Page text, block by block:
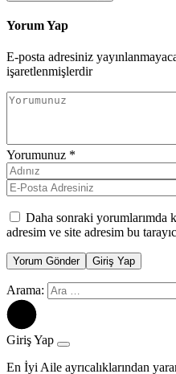
Yorum Yap
E-posta adresiniz
işaretlenmişlerdir
Yorumunuz *
Daha sonraki yorumlarımda
adresim ve site adresim bu
Yorum Gönder Giriş Yap
Arama:
Giriş Yap
En İyi Aile ayrıcalıklarından